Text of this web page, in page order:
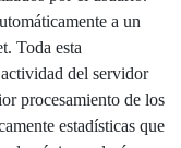
a un
Toda esta
del servidor
procesamiento de los
estadísticas que